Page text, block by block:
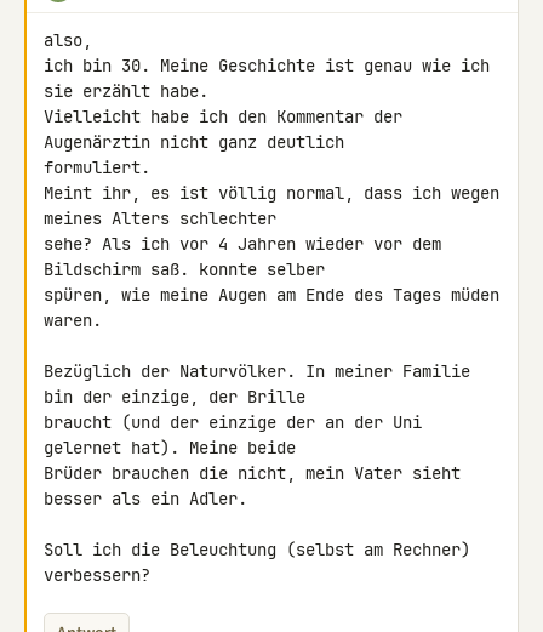
also,
ich bin 30. Meine Geschichte ist genau wie ich
sie erzählt habe.
Vielleicht habe ich den Kommentar der
Augenärztin nicht ganz deutlich
formuliert.
Meint ihr, es ist völlig normal, dass ich wegen
meines Alters schlechter
sehe? Als ich vor 4 Jahren wieder vor dem
Bildschirm saß. konnte selber
spüren, wie meine Augen am Ende des Tages müden
waren.
Bezüglich der Naturvölker. In meiner Familie
bin der einzige, der Brille
braucht (und der einzige der an der Uni
gelernet hat). Meine beide
Brüder brauchen die nicht, mein Vater sieht
besser als ein Adler.
Soll ich die Beleuchtung (selbst am Rechner)
verbessern?